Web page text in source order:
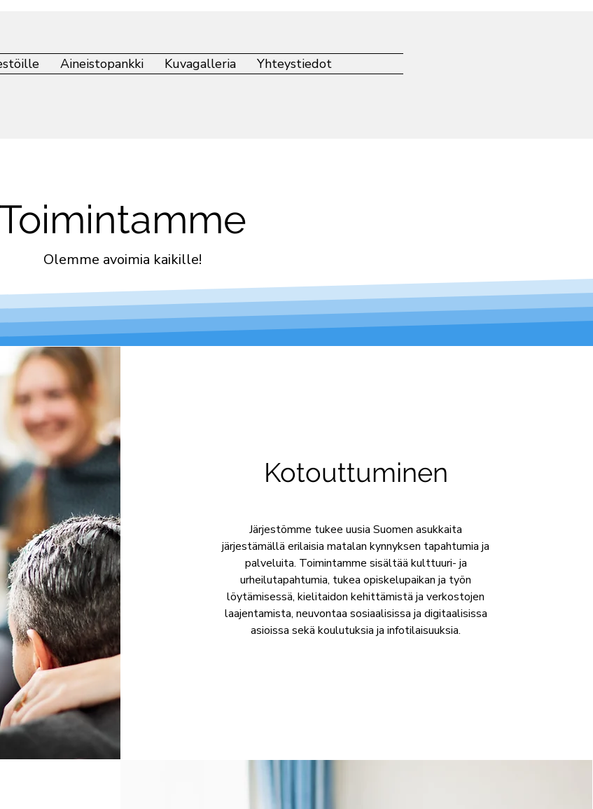
Aineistopankki Kuvagalleria Yhteystiedot
Toimintamme
Olemme avoimia kaikille!
Kotouttuminen
Järjestömme tukee uusia Suomen asukkaita
järjestämällä erilaisia matalan kynnyksen tapahtumia ja
palveluita. Toimintamme sisältää kulttuuri- ja
urheilutapahtumia, tukea opiskelupaikan ja työn
löytämisessä, kielitaidon kehittämistä ja verkostojen
laajentamista, neuvontaa sosiaalisissa ja digitaalisissa
asioissa sekä koulutuksia ja infotilaisuuksia.